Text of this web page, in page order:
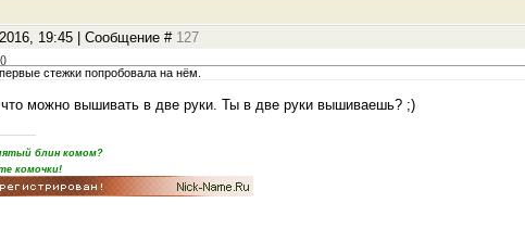
19:45 | Сообщение # 127
()
стежки попробовала на нём.
можно вышивать в две руки. Ты в две руки вышиваешь? ;)
блин комом?
комочки!